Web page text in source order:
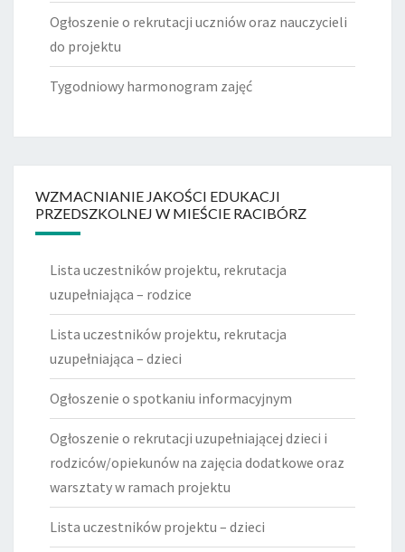
Ogłoszenie o rekrutacji uczniów oraz nauczycieli
do projektu
Tygodniowy harmonogram zajęć
WZMACNIANIE JAKOŚCI EDUKACJI
PRZEDSZKOLNEJ W MIEŚCIE RACIBÓRZ
Lista uczestników projektu, rekrutacja
uzupełniająca – rodzice
Lista uczestników projektu, rekrutacja
uzupełniająca – dzieci
Ogłoszenie o spotkaniu informacyjnym
Ogłoszenie o rekrutacji uzupełniającej dzieci i
rodziców/opiekunów na zajęcia dodatkowe oraz
warsztaty w ramach projektu
Lista uczestników projektu – dzieci